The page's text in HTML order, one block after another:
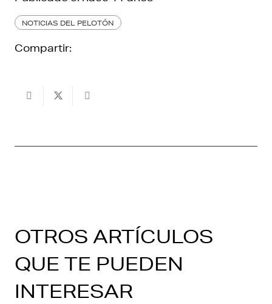
NOTICIAS DEL PELOTÓN
Compartir:
OTROS ARTÍCULOS
QUE TE PUEDEN
INTERESAR